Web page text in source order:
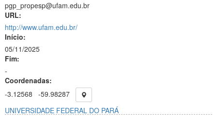
pgp_propesp@ufam.edu.br
URL:
http://www.ufam.edu.br/
Início:
05/11/2025
Fim:
-
Coordenadas:
-3.12568
-59.98287
UNIVERSIDADE FEDERAL DO PARÁ